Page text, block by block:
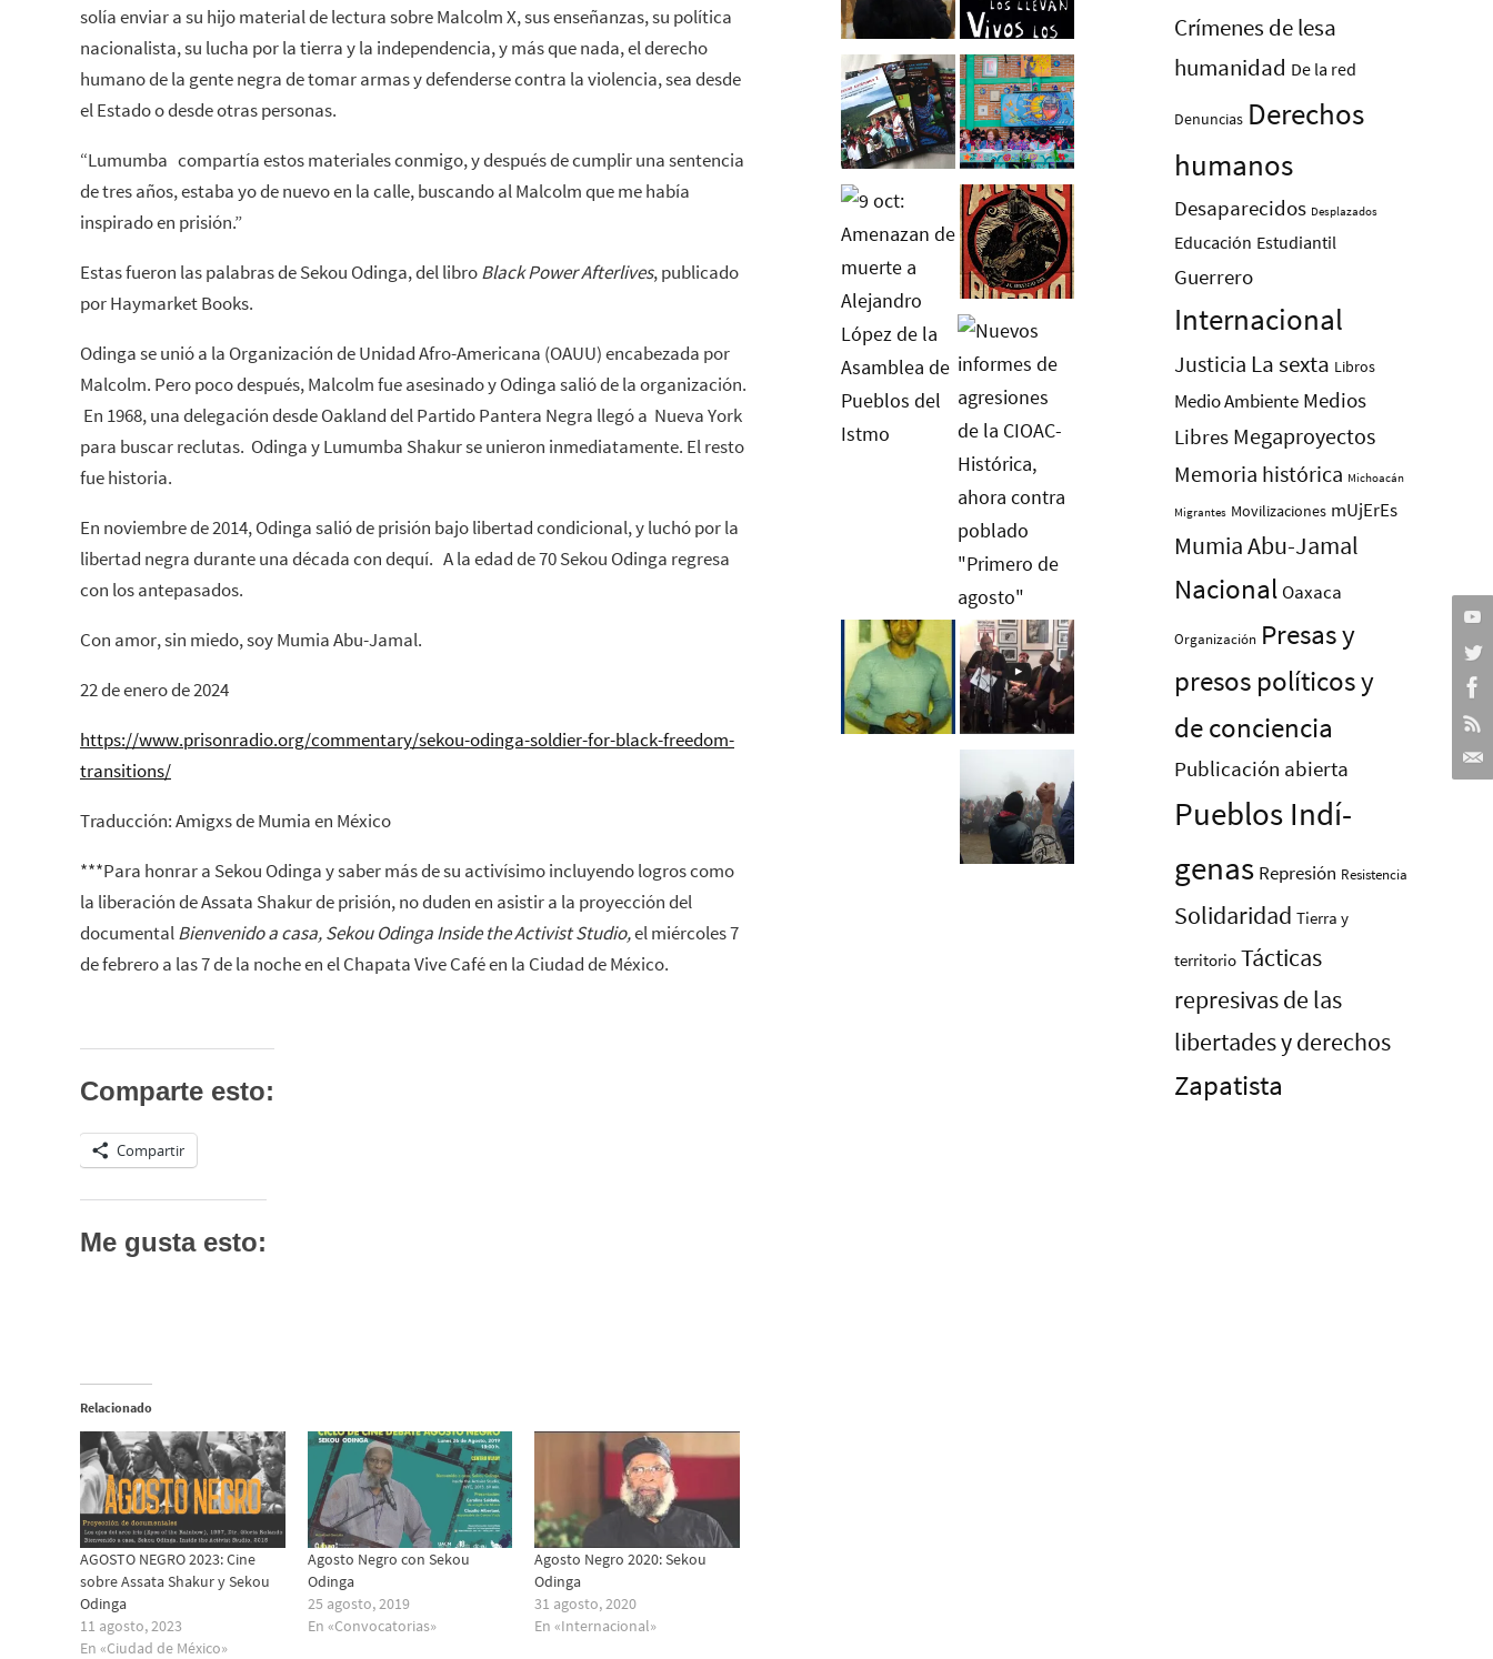
solía enviar a su hijo material de lectura sobre Malcolm X, sus enseñanzas, su política
nacionalista, su lucha por la tierra y la independencia, y más que nada, el derecho
humano de la gente negra de tomar armas y defenderse contra la violencia, sea desde
el Estado o desde otras personas.
“Lumumba compartía estos materiales conmigo, y después de cumplir una sentencia
de tres años, estaba yo de nuevo en la calle, buscando al Malcolm que me había
inspirado en prisión.”
Estas fueron las palabras de Sekou Odinga, del libroBlack Power Afterlives, publicado
por Haymarket Books.
Odinga se unió a la Organización de Unidad Afro-Americana (OAUU) encabezada por
Malcolm. Pero poco después, Malcolm fue asesinado y Odinga salió de la organización.
En 1968, una delegación desde Oakland del Partido Pantera Negra llegó a Nueva York
para buscar reclutas. Odinga y Lumumba Shakur se unieron inmediatamente. El resto
fue historia.
En noviembre de 2014, Odinga salió de prisión bajo libertad condicional, y luchó por la
libertad negra durante una década con dequí. A la edad de 70 Sekou Odinga regresa
con los antepasados.
Con amor, sin miedo, soy Mumia Abu-Jamal.
22 de enero de 2024
https://www.prisonradio.org/commentary/sekou-odinga-soldier-for-black-freedom-
transitions/
Traducción: Amigxs de Mumia en México
***Para honrar a Sekou Odinga y saber más de su activísimo incluyendo logros como
la liberación de Assata Shakur de prisión, no duden en asistir a la proyección del
documentalBienvenido a casa, Sekou OdingaInside the Activist Studio,el miércoles 7
de febrero a las 7 de la noche en el Chapata Vive Café en la Ciudad de México.
Comparte esto:
Compartir
Me gusta esto:
Relacionado
AGOSTO NEGRO 2023: Cine
sobre Assata Shakur y Sekou
Odinga
11 agosto, 2023
En «Ciudad de México»
Agosto Negro con Sekou
Odinga
25 agosto, 2019
En «Convocatorias»
Agosto Negro 2020: Sekou
Odinga
31 agosto, 2020
En «Internacional»
Crímenes de lesa
humanidad De la red
Denuncias Derechos
humanos
Desaparecidos Desplazados
Educación Estudiantil
Guerrero
Internacional
Justicia La sexta Libros
Medio Ambiente Medios
Libres Megaproyectos
Memoria histórica Michoacán
Migrantes Movilizaciones mUjErEs
Mumia Abu-Jamal
Nacional Oaxaca
Organización Presas y
presos polí­ticos y
de conciencia
Publicación abierta
Pueblos Indí­
genas Represión Resistencia
Solidaridad Tierra y
territorio Tácticas
represivas de las
libertades y derechos
Zapatista